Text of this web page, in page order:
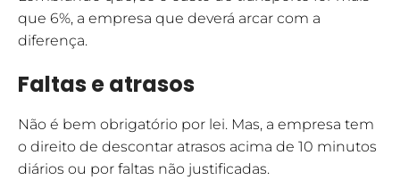
que 6%, a empresa que deverá arcar com a
diferença.
Faltas e atrasos
Não é bem obrigatório por lei. Mas, a empresa tem
o direito de descontar atrasos acima de 10 minutos
diários ou por faltas não justificadas.